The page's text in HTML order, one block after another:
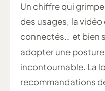
Un chiffre qui
des usages, la
connectés… et bien
adopter une
incontournable. La
recommandations